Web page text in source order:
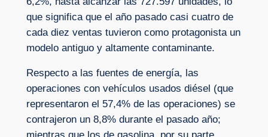
que significa que el año pasado casi cuatro de
cada diez ventas tuvieron como protagonista un
modelo antiguo y altamente contaminante.
Respecto a las fuentes de energía, las
operaciones con vehículos usados diésel (que
representaron el 57,4% de las operaciones) se
contrajeron un 8,8% durante el pasado año;